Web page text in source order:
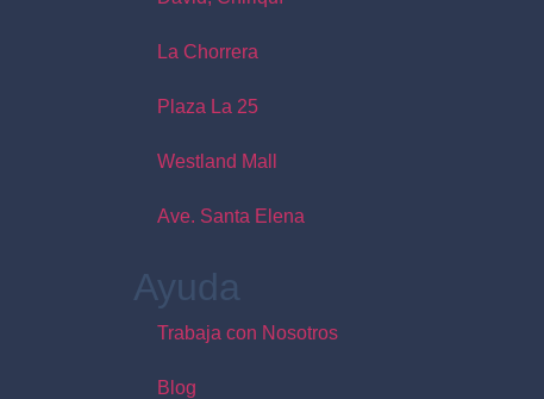
La Chorrera
Plaza La 25
Westland Mall
Ave. Santa Elena
Ayuda
Trabaja con Nosotros
Blog